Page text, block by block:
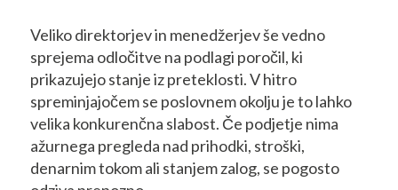
Veliko direktorjev in menedžerjev še vedno
sprejema odločitve na podlagi poročil, ki
prikazujejo stanje iz preteklosti. V hitro
spreminjajočem se poslovnem okolju je to lahko
velika konkurenčna slabost. Če podjetje nima
ažurnega pregleda nad prihodki, stroški,
denarnim tokom ali stanjem zalog, se pogosto